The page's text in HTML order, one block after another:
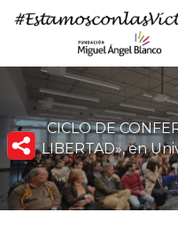
CICLO DE
LIBERTAD», en